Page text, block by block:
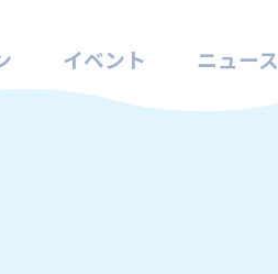
イベント ニュース